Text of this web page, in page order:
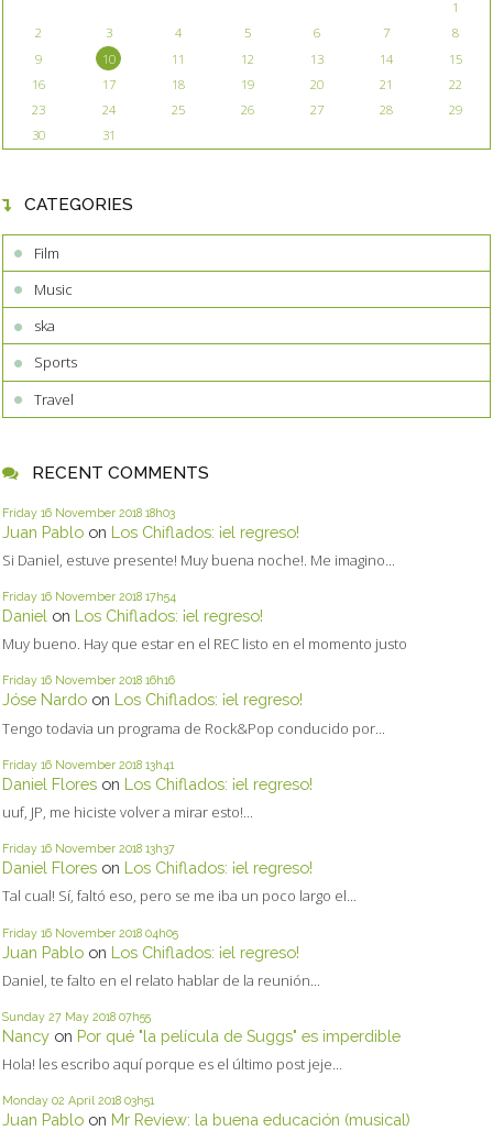
1
2
3 4 5 6 7
8
9
10 11 12 13 14
15
16
17 18 19 20 21
22
23
24 25 26 27 28
29
30
31
CATEGORIES
Film
Music
ska
Sports
Travel
RECENT COMMENTS
Friday 16 November 2018 18h03
Juan Pablo on Los Chiflados: ¡el regreso!
Si Daniel, estuve presente! Muy buena noche!. Me imagino...
Friday 16 November 2018 17h54
Daniel on Los Chiflados: ¡el regreso!
Muy bueno. Hay que estar en el REC listo en el momento justo
Friday 16 November 2018 16h16
Jóse Nardo on Los Chiflados: ¡el regreso!
Tengo todavia un programa de Rock&Pop conducido por...
Friday 16 November 2018 13h41
Daniel Flores on Los Chiflados: ¡el regreso!
uuf, JP, me hiciste volver a mirar esto!...
Friday 16 November 2018 13h37
Daniel Flores on Los Chiflados: ¡el regreso!
Tal cual! Sí, faltó eso, pero se me iba un poco largo el...
Friday 16 November 2018 04h05
Juan Pablo on Los Chiflados: ¡el regreso!
Daniel, te falto en el relato hablar de la reunión...
Sunday 27 May 2018 07h55
Nancy on Por qué "la película de Suggs" es imperdible
Hola! les escribo aquí porque es el último post jeje...
Monday 02 April 2018 03h51
Juan Pablo on Mr Review: la buena educación (musical)